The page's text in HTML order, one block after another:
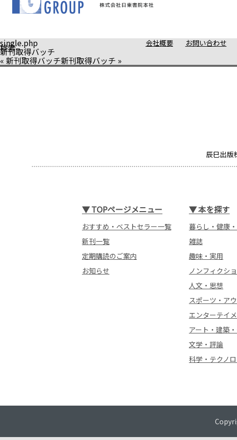
会社概要 お問い合わせ
検索
single.php
新刊取得バッチ
« 新刊取得バッチ新刊取得バッチ »
辰巳出版
▼TOPページメニュー
おすすめ・ベストセラー一覧
新刊一覧
定期購読のご案内
お知らせ
▼本を探す
暮らし・健康
雑誌
趣味・実用
ノンフィクシ
人文・思想
スポーツ・ア
エンターテイ
アート・建築
文学・評論
科学・テクノ